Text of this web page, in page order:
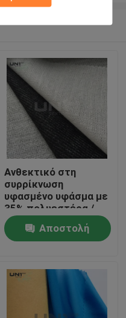
Ανθεκτικό στη
συρρίκνωση
υφασμένο υφάσμα με
35% πολυεστέρα /
75% ιξώδη
Αποστολή